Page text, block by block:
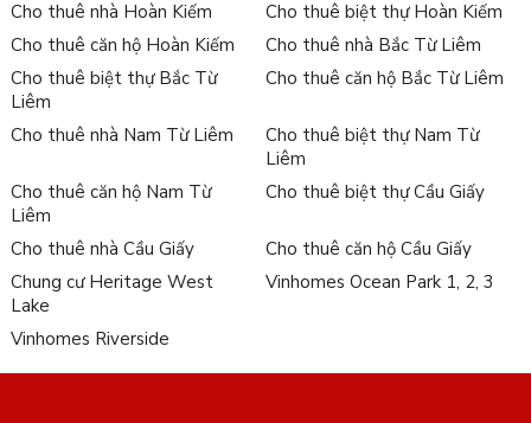
Cho thuê nhà Hoàn Kiếm
Cho thuê biệt thự Hoàn Kiếm
Cho thuê căn hộ Hoàn Kiếm
Cho thuê nhà Bắc Từ Liêm
Cho thuê biệt thự Bắc Từ
Liêm
Cho thuê căn hộ Bắc Từ Liêm
Cho thuê nhà Nam Từ Liêm
Cho thuê biệt thự Nam Từ
Liêm
Cho thuê căn hộ Nam Từ
Liêm
Cho thuê biệt thự Cầu Giấy
Cho thuê nhà Cầu Giấy
Cho thuê căn hộ Cầu Giấy
Chung cư Heritage West
Lake
Vinhomes Ocean Park 1, 2, 3
Vinhomes Riverside